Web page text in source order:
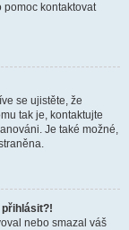
pomoc kontaktovat
se ujistěte, že
tak je, kontaktujte
Je také možné,
nebo smazal váš